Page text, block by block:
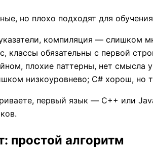
но плохо подходят для
компиляция — слишком
классы обязательны с первой
плохие паттерны, нет смысла
низкоуровнево; C# хорош, но
первый язык — C++ или
простой алгоритм